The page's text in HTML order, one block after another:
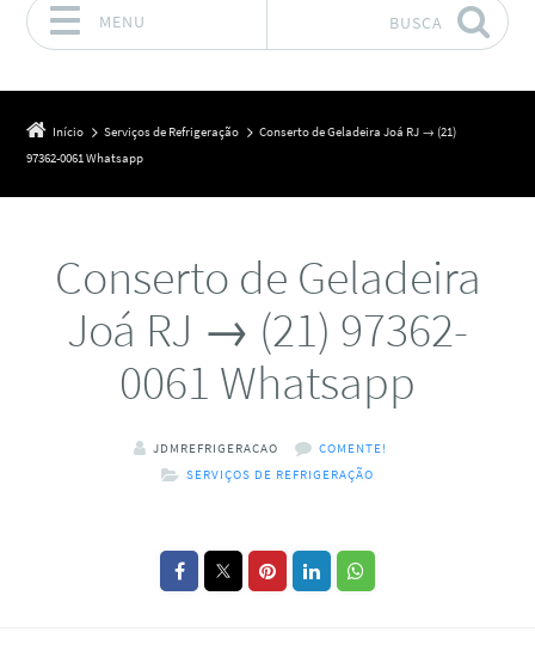
MENU BUSCA
Início Serviços de Refrigeração
Conserto de Geladeira Joá RJ → (21)
97362-0061 Whatsapp
Conserto de Geladeira
Joá RJ → (21) 97362-
0061 Whatsapp
JDMREFRIGERACAO
COMENTE!
SERVIÇOS DE REFRIGERAÇÃO